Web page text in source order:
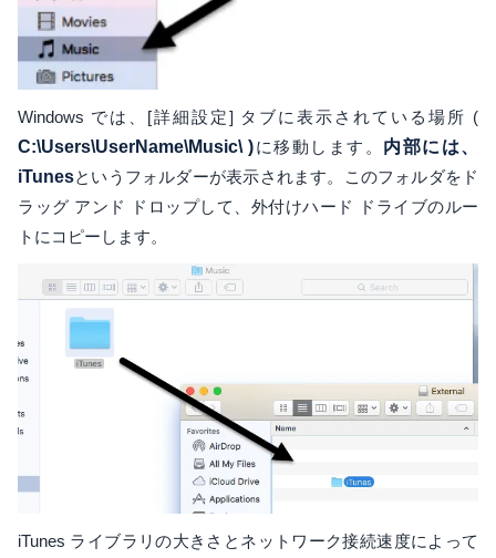
Windows では、[詳細設定] タブに表示されている場所 (
C:\Users\UserName\Music\ )に移動します。 内部には、
iTunesというフォルダーが表示されます。このフォルダをド
ラッグ アンド ドロップして、外付けハード ドライブのルー
トにコピーします。
iTunes ライブラリの大きさとネットワーク接続速度によって